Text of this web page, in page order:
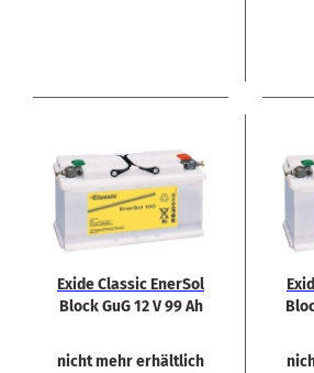
Exide Clas­sic En­er­Sol
Block GuG 12 V 99 Ah
nicht mehr erhältlich